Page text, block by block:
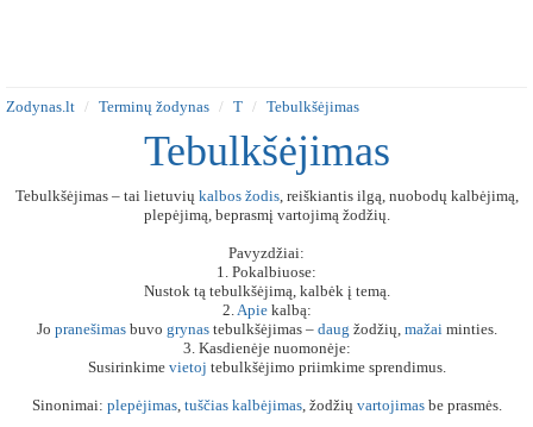
Zodynas.lt Terminų žodynas T Tebulkšėjimas
Tebulkšėjimas
Tebulkšėjimas – tai lietuvių kalbos žodis, reiškiantis ilgą, nuobodų kalbėjimą,
plepėjimą, beprasmį vartojimą žodžių.
Pavyzdžiai:
1. Pokalbiuose:
Nustok tą tebulkšėjimą, kalbėk į temą.
2.Apiekalbą:
Jo pranešimasbuvo grynastebulkšėjimas – daug žodžių, mažaiminties.
3. Kasdienėje nuomonėje:
Susirinkime vietoj tebulkšėjimo priimkime sprendimus.
Sinonimai: plepėjimas, tuščias kalbėjimas, žodžių vartojimasbe prasmės.